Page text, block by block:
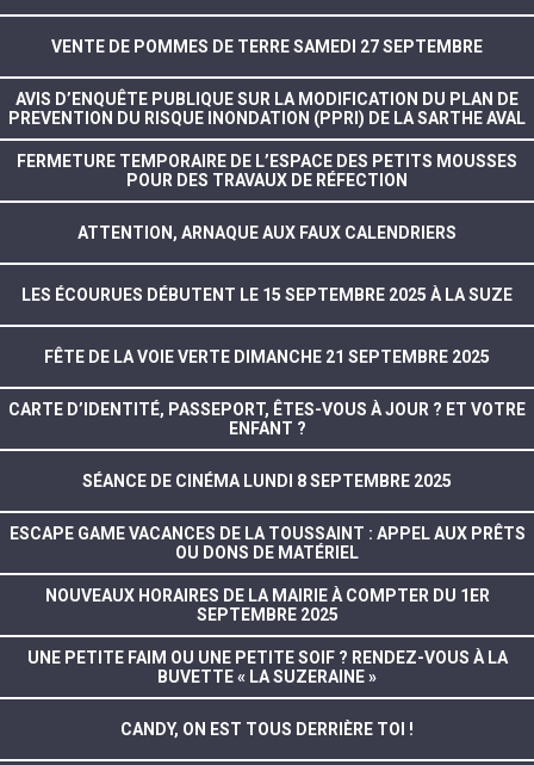
VENTE DE POMMES DE TERRE SAMEDI 27 SEPTEMBRE
AVIS D’ENQUÊTE PUBLIQUE SUR LA MODIFICATION DU PLAN DE
PREVENTION DU RISQUE INONDATION (PPRI) DE LA SARTHE AVAL
FERMETURE TEMPORAIRE DE L’ESPACE DES PETITS MOUSSES
POUR DES TRAVAUX DE RÉFECTION
ATTENTION, ARNAQUE AUX FAUX CALENDRIERS
LES ÉCOURUES DÉBUTENT LE 15 SEPTEMBRE 2025 À LA SUZE
FÊTE DE LA VOIE VERTE DIMANCHE 21 SEPTEMBRE 2025
CARTE D’IDENTITÉ, PASSEPORT, ÊTES-VOUS À JOUR ? ET VOTRE
ENFANT ?
SÉANCE DE CINÉMA LUNDI 8 SEPTEMBRE 2025
ESCAPE GAME VACANCES DE LA TOUSSAINT : APPEL AUX PRÊTS
OU DONS DE MATÉRIEL
NOUVEAUX HORAIRES DE LA MAIRIE À COMPTER DU 1ER
SEPTEMBRE 2025
UNE PETITE FAIM OU UNE PETITE SOIF ? RENDEZ-VOUS À LA
BUVETTE « LA SUZERAINE »
CANDY, ON EST TOUS DERRIÈRE TOI !